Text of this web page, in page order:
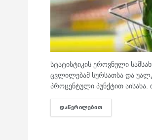
სტატისტიკის ეროვნული
ცვლილებამ სურსათსა და
პროცენტული პუნქტით
ᲓᲐᲬᲕᲠᲘᲚᲔᲑᲘᲗ